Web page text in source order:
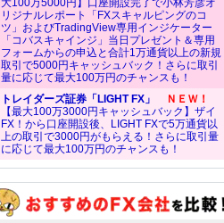
大100万5000円】口座開設完了で小林芳彦オ
リジナルレポート「FXスキャルピングのコ
ツ」およびTradingView専用インジケーター
「コバスキャインジ」当日プレゼント＆専用
フォームからの申込と合計1万通貨以上の新規
取引で5000円キャッシュバック！さらに取引
量に応じて最大100万円のチャンスも！
トレイダーズ証券「LIGHT FX」
ＮＥＷ！
【最大100万3000円キャッシュバック】ザイ
FX！から口座開設後、LIGHT FXで5万通貨以
上の取引で3000円がもらえる！さらに取引量
に応じて最大100万円のチャンスも！